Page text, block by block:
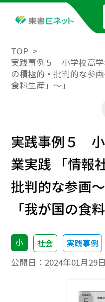
TOP
実践事例５ 小学校高学
の積極的・批判的な参
食料生産」～」
実践事例５
業実践 「情報
批判的な参画
「我が国の食
小 社会 実践事例
公開日： 2024年01月29日